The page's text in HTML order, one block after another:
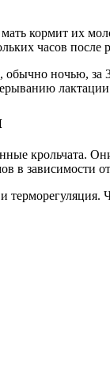
кормит их
часов после
ночью,
крольчата.
в зависимости